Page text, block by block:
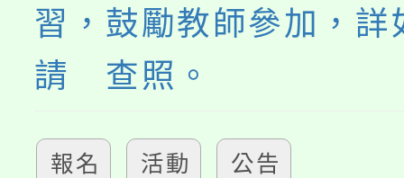
習，鼓勵教師參加，詳
請 查照。
報名 活動 公告